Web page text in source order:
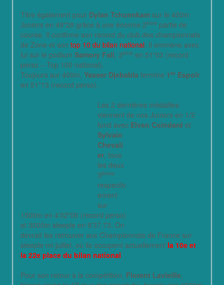
Titre également pour Dylan Tchuenkam sur le 400m
Juniors en 49″28 grâce à une énorme 2ème partie de
course. Il confirme son record du club des championnats
de Zone et son top 10 du bilan national. Il emmène avec
lui sur le podium Samory Fall, 3ème en 51″03 (record
perso – Top 100 national).
Toujours sur 400m, Yasser Djebabla termine 1 er Espoir
en 51″13 (record perso).
Les 2 dernières médailles
viennent de nos Juniors en 1/2
fond avec Elven Coindard et
Sylvain
Chevali
er, tous
les deux
3èmes
respectiv
ement
sur
1500m en 4’02″06 (record perso)
et 3000m steeple en 9’37.73. On
devrait les retrouver aux Championnats de France sur
steeple mi-juillet, où ils occupent actuellement la 10e et
la 22e place du bilan national.
Pour son retour à la compétition, Florent Lavieille,
er